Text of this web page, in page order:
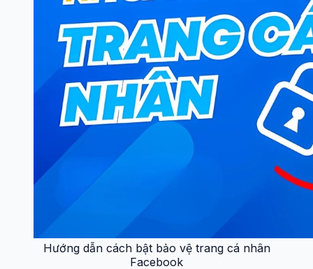
Hướng dẫn cách bật bảo vệ trang cá nhân
Facebook